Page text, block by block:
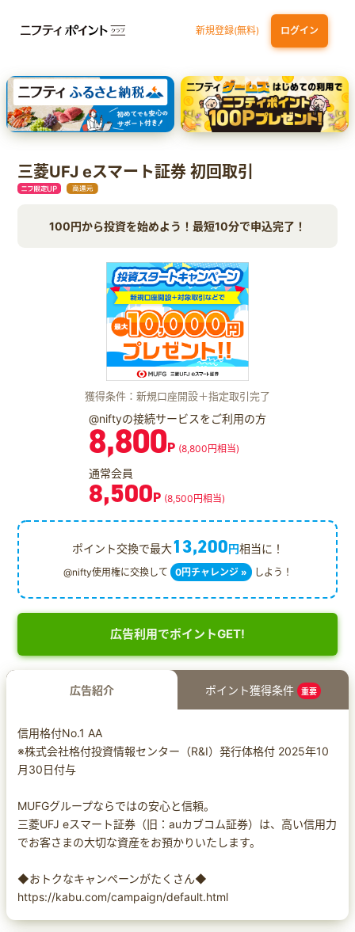
新規登録(無料) ログイン
dカード GOLD 三井住友カード ゴールド（NL）（家族カード発行）
【実質初月無料】DMM | Disney+(ディズニープラス) セットプラン
SBI証券 確定拠出年金（iDeCo）
三菱UFJ eスマート証券 初回取引
100円から投資を始めよう！最短10分で申込完了！
獲得条件：新規口座開設＋指定取引完了
@niftyの接続サービスをご利用の方
8,800P (8,800円相当)
通常会員
8,500P (8,500円相当)
ポイント交換で最大13,200円相当に！
@nifty使用権に交換して 0円チャレンジ » しよう！
広告利用でポイントGET!
広告紹介 ポイント獲得条件 重要
信用格付No.1 AA
※株式会社格付投資情報センター（R&I）発行体格付 2025年10
月30日付与
MUFGグループならではの安心と信頼。
三菱UFJ eスマート証券（旧：auカブコム証券）は、高い信用力
でお客さまの大切な資産をお預かりいたします。
◆おトクなキャンペーンがたくさん◆
https://kabu.com/campaign/default.html